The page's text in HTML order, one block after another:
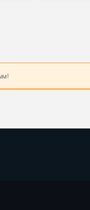
олигарха (2022) МР3
| P
(1933) BDRip-AVC от
мавра (2021) MP3